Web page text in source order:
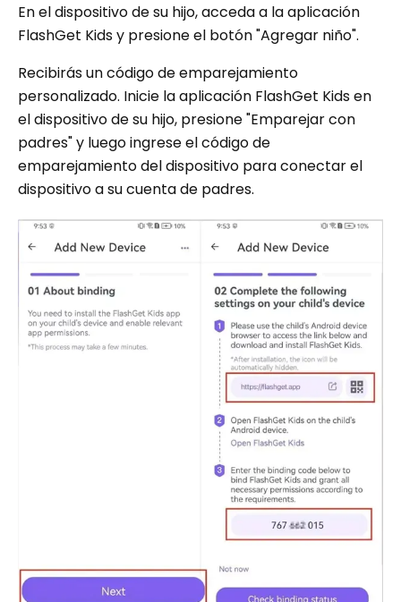
En el dispositivo de su hijo, acceda a la aplicación
FlashGet Kids y presione el botón "Agregar niño".
Recibirás un código de emparejamiento
personalizado. Inicie la aplicación FlashGet Kids en
el dispositivo de su hijo, presione "Emparejar con
padres" y luego ingrese el código de
emparejamiento del dispositivo para conectar el
dispositivo a su cuenta de padres.